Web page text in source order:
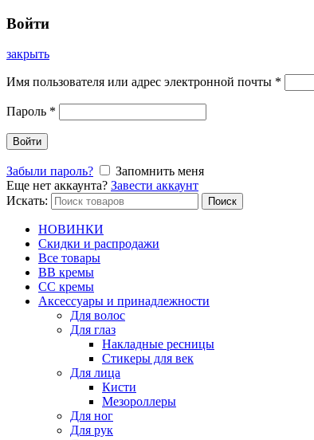
Войти
закрыть
Имя пользователя или адрес электронной почты *
Пароль *
Войти
Забыли пароль?
Запомнить меня
Еще нет аккаунта? Завести аккаунт
Искать:
Поиск
НОВИНКИ
Скидки и распродажи
Все товары
BB кремы
CC кремы
Аксессуары и принадлежности
Для волос
Для глаз
Накладные ресницы
Стикеры для век
Для лица
Кисти
Мезороллеры
Для ног
Для рук